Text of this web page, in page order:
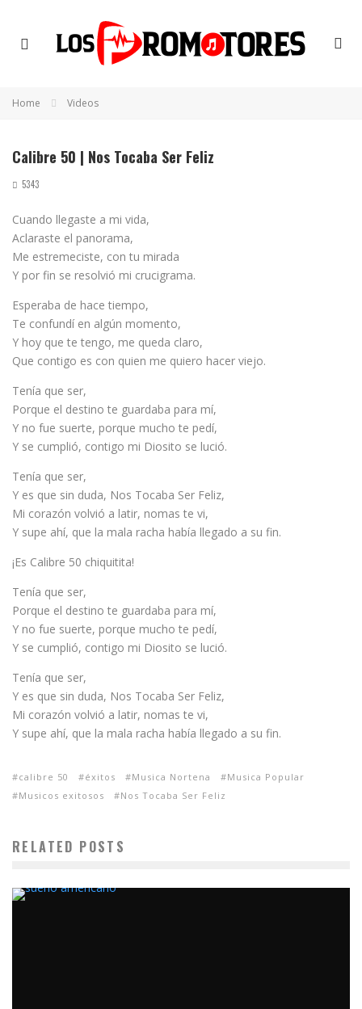
Home Videos
Calibre 50 | Nos Tocaba Ser Feliz
5343
Cuando llegaste a mi vida,
Aclaraste el panorama,
Me estremeciste, con tu mirada
Y por fin se resolvió mi crucigrama.
Esperaba de hace tiempo,
Te confundí en algún momento,
Y hoy que te tengo, me queda claro,
Que contigo es con quien me quiero hacer viejo.
Tenía que ser,
Porque el destino te guardaba para mí,
Y no fue suerte, porque mucho te pedí,
Y se cumplió, contigo mi Diosito se lució.
Tenía que ser,
Y es que sin duda, Nos Tocaba Ser Feliz,
Mi corazón volvió a latir, nomas te vi,
Y supe ahí, que la mala racha había llegado a su fin.
¡Es Calibre 50 chiquitita!
Tenía que ser,
Porque el destino te guardaba para mí,
Y no fue suerte, porque mucho te pedí,
Y se cumplió, contigo mi Diosito se lució.
Tenía que ser,
Y es que sin duda, Nos Tocaba Ser Feliz,
Mi corazón volvió a latir, nomas te vi,
Y supe ahí, que la mala racha había llegado a su fin.
calibre 50 éxitos Musica Nortena
Musica Popular
Musicos exitosos
Nos Tocaba Ser Feliz
RELATED POSTS